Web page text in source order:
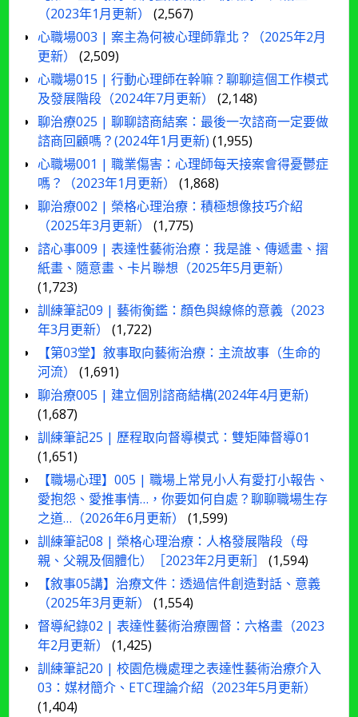
（2023年1月更新）
(2,567)
心職場003 | 案主為何被心理師靠北？（2025年2月
更新）
(2,509)
心職場015 | 行動心理師在幹嘛？聊聊這個工作模式
及發展階段（2024年7月更新）
(2,148)
聊治療025 | 聊聊諮商結案：最後一次諮商一定要做
諮商回顧嗎？(2024年1月更新) (1,955)
心職場001 | 職業傷害：心理師每天接案會得憂鬱症
嗎？（2023年1月更新）
(1,868)
聊治療002 | 榮格心理治療：積極想像技巧介紹
（2025年3月更新）
(1,775)
諮心事009 | 表達性藝術治療：我是誰、傳遞畫、摺
紙畫、隨意畫、卡片聯想（2025年5月更新）
(1,723)
訓練筆記09 | 藝術衡鑑：顏色與線條的意義（2023
年3月更新）
(1,722)
【第03堂】敘事取向藝術治療：主流故事（生命的
河流）
(1,691)
聊治療005 | 建立個別諮商結構(2024年4月更新)
(1,687)
訓練筆記25 | 歷程取向督導模式：雙矩陣督導01
(1,651)
【職場心理】005 | 職場上常見小人有愛打小報告、
愛抱怨、愛推事情…，你要如何自處？聊聊職場生存
之道…（2026年6月更新）
(1,599)
訓練筆記08 | 榮格心理治療：人格發展階段（母
親、父親及個體化）［2023年2月更新］
(1,594)
【敘事05講】治療文件：透過信件創造對話、意義
（2025年3月更新）
(1,554)
督導紀錄02 | 表達性藝術治療團督：六格畫（2023
年2月更新）
(1,425)
訓練筆記20 | 校園危機處理之表達性藝術治療介入
03：媒材簡介、ETC理論介紹（2023年5月更新）
(1,404)